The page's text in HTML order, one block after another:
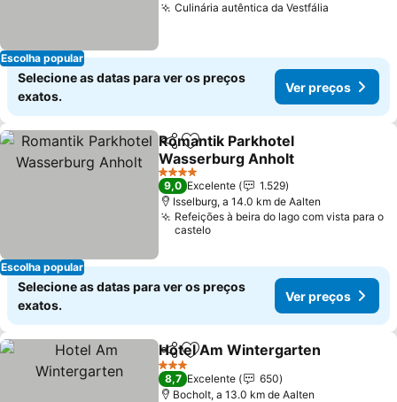
Escolha popular
Culinária autêntica da Vestfália
Selecione as datas para ver os preços
exatos.
Ver preços
Escolha popular
PartilharAdicionar aos favoritos
Romantik Parkhotel
Wasserburg Anholt
4 Estrelas
9,0 Excelente
1.529
Isselburg, a 14.0 km de Aalten
Refeições à beira do lago com vista para o
castelo
Selecione as datas para ver os preços
exatos.
Ver preços
PartilharAdicionar aos favoritos
Hotel Am Wintergarten
3 Estrelas
8,7 Excelente
650
Bocholt, a 13.0 km de Aalten